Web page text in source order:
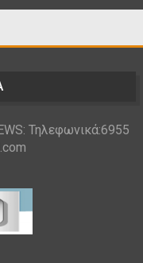
Τηλεφωνικά:6955